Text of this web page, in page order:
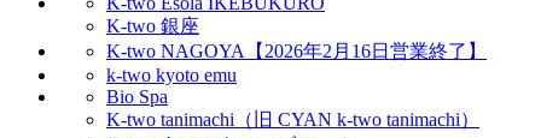
K-two 銀座
K-two NAGOYA【2026年2月16日営業終了】
k-two kyoto emu
Bio Spa
K-two tanimachi（旧 CYAN k-two tanimachi）